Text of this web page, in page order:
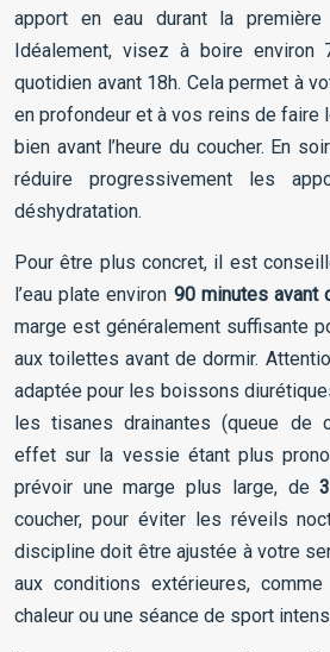
apport en eau durant la
Idéalement, visez à boire environ
quotidien avant 18h. Cela permet à
en profondeur et à vos reins de faire
bien avant l’heure du coucher. En
réduire progressivement les
déshydratation.
Pour être plus concret, il est
l’eau plate environ 90 minutes avant
marge est généralement suffisante
aux toilettes avant de dormir.
adaptée pour les boissons
les tisanes drainantes (queue de
effet sur la vessie étant plus
prévoir une marge plus large, de
coucher, pour éviter les réveils
discipline doit être ajustée à votre
aux conditions extérieures,
chaleur ou une séance de sport